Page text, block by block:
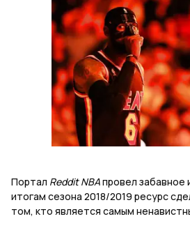
Портал Reddit NBAпровел забавное
итогам сезона 2018/2019 ресурс
том, кто является самым